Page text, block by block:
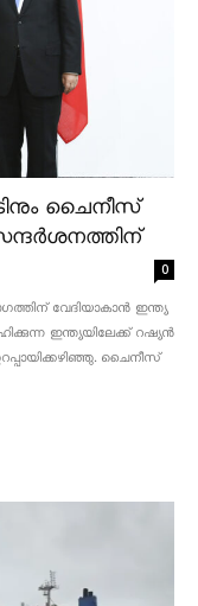
ചൈനീസ്
0
വേദിയാകാൻ ഇന്ത്യ
ഇന്ത്യയിലേക്ക് റഷ്യൻ
ചൈനീസ്